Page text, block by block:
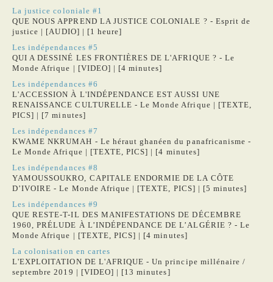
La justice coloniale #1
QUE NOUS APPREND LA JUSTICE COLONIALE ? - Esprit de
justice | [AUDIO] | [1 heure]
Les indépendances #5
QUI A DESSINÉ LES FRONTIÈRES DE L'AFRIQUE ? - Le
Monde Afrique | [VIDEO] | [4 minutes]
Les indépendances #6
L'ACCESSION À L'INDÉPENDANCE EST AUSSI UNE
RENAISSANCE CULTURELLE - Le Monde Afrique | [TEXTE,
PICS] | [7 minutes]
Les indépendances #7
KWAME NKRUMAH - Le héraut ghanéen du panafricanisme -
Le Monde Afrique | [TEXTE, PICS] | [4 minutes]
Les indépendances #8
YAMOUSSOUKRO, CAPITALE ENDORMIE DE LA CÔTE
D’IVOIRE - Le Monde Afrique | [TEXTE, PICS] | [5 minutes]
Les indépendances #9
QUE RESTE-T-IL DES MANIFESTATIONS DE DÉCEMBRE
1960, PRÉLUDE À L’INDÉPENDANCE DE L’ALGÉRIE ? - Le
Monde Afrique | [TEXTE, PICS] | [4 minutes]
La colonisation en cartes
L'EXPLOITATION DE L'AFRIQUE - Un principe millénaire /
septembre 2019 | [VIDEO] | [13 minutes]